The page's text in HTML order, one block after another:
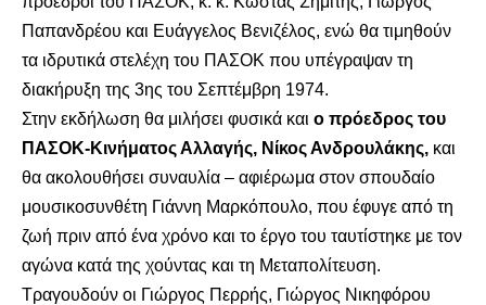
Παπανδρέου και Ευάγγελος Βενιζέλος, ενώ θα τιμηθούν
τα ιδρυτικά στελέχη του ΠΑΣΟΚ που υπέγραψαν τη
διακήρυξη της 3ης του Σεπτέμβρη 1974.
Στην εκδήλωση θα μιλήσει φυσικά και ο πρόεδρος του
ΠΑΣΟΚ-Κινήματος Αλλαγής, Νίκος Ανδρουλάκης, και
θα ακολουθήσει συναυλία – αφιέρωμα στον σπουδαίο
μουσικοσυνθέτη Γιάννη Μαρκόπουλο, που έφυγε από τη
ζωή πριν από ένα χρόνο και το έργο του ταυτίστηκε με τον
αγώνα κατά της χούντας και τη Μεταπολίτευση.
Τραγουδούν οι Γιώργος Περρής, Γιώργος Νικηφόρου